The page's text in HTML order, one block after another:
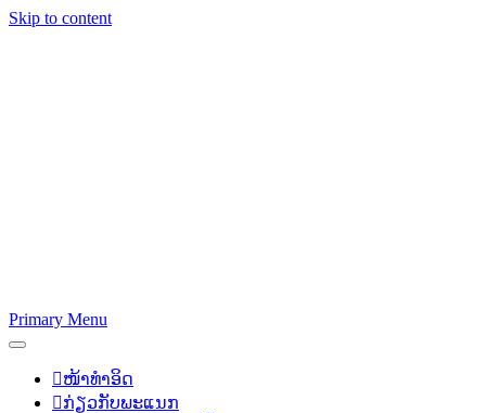
Skip to content
Primary Menu
ໜ້າທຳອິດ
ກ່ຽວກັບພະແນກ